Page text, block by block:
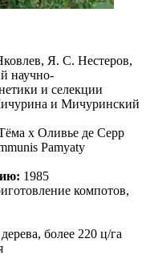
Я. С. Нестеров,
научно-
и селекции
и Мичуринский
x Оливье де Серр
Pamyaty
1985
компотов,
более 220 ц/га